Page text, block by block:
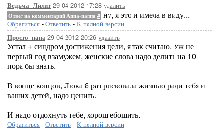
Ведьма_Лилит29-04-2012-17:28 удалить
Ответ на комментарий Аппа-паппа # ну, я это и имела в виду...
Обратиться - Ответить - К полной версии
Просто_папа 29-04-2012-20:26 удалить
Устал + синдром достижения цели, я так считаю. Уж не
первый год взамужем, женские слова надо делить на 10,
пора бы знать.
В конце концов, Люка 8 раз рисковала жизнью ради тебя и
ваших детей, надо ценить.
И надо отдохнуть тебе, хорош ебошить.
Обратиться - Ответить - К полной версии